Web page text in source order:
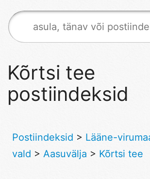
Kõrtsi tee
postiindeksid
Postiindeksid > Lääne-
vald > Aasuvälja > Kõrtsi tee